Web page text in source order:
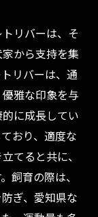
リバーは、そ
から支持を集
リバーは、通
雅な印象を与
に成長してい
おり、適度な
てると共に、
飼育の際は、
ぎ、愛知県な